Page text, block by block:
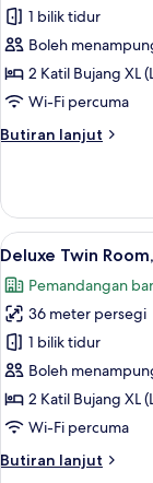
Twin
Room,
Non
Smoking
Superior
1 bilik tidur
Boleh
2 Katil Bujang XL
Wi-Fi percuma
Butiran lanjut
Butiran
Twin
Room,
Non
(Plaza
Superior
South
Twin)
Lihat
semua
foto
untuk
Deluxe
Twin
Room,
Non
Smoking
(Club
13
Deluxe Twin
Pemandangan
36 meter persegi
1 bilik tidur
Boleh
2 Katil Bujang XL
Wi-Fi percuma
Butiran lanjut
Butiran